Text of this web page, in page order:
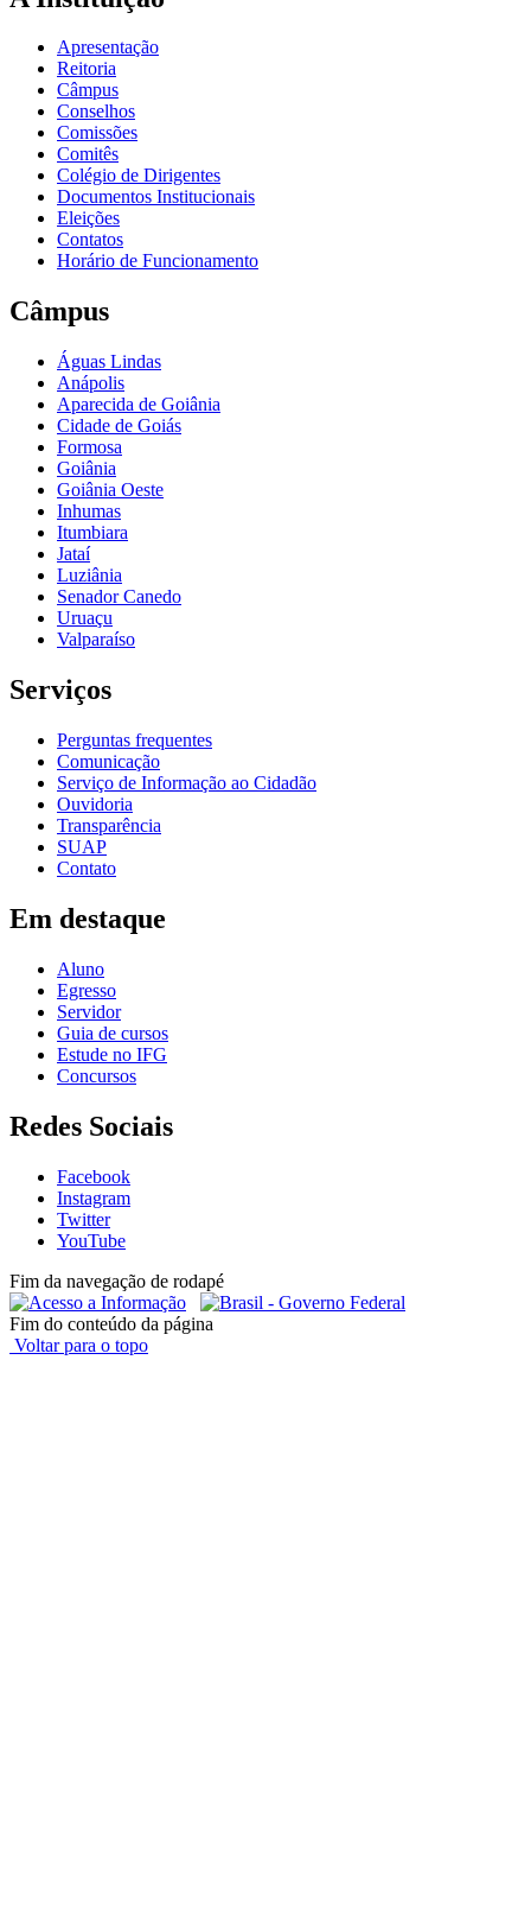
Apresentação
Reitoria
Câmpus
Conselhos
Comissões
Comitês
Colégio de Dirigentes
Documentos Institucionais
Eleições
Contatos
Horário de Funcionamento
Câmpus
Águas Lindas
Anápolis
Aparecida de Goiânia
Cidade de Goiás
Formosa
Goiânia
Goiânia Oeste
Inhumas
Itumbiara
Jataí
Luziânia
Senador Canedo
Uruaçu
Valparaíso
Serviços
Perguntas frequentes
Comunicação
Serviço de Informação ao Cidadão
Ouvidoria
Transparência
SUAP
Contato
Em destaque
Aluno
Egresso
Servidor
Guia de cursos
Estude no IFG
Concursos
Redes Sociais
Facebook
Instagram
Twitter
YouTube
Fim da navegação de rodapé
Fim do conteúdo da página
Voltar para o topo